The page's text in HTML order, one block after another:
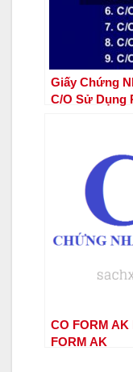
Giấy Chứng
C/O Sử Dụng
CO FORM AK
FORM AK